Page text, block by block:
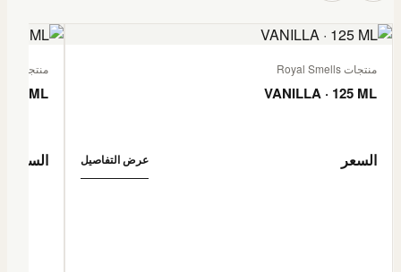
منتجات Royal Smells
VANILLA · 125 ML
السعر عرض التفاصيل
منتجات Royal Smells
ML
السعر